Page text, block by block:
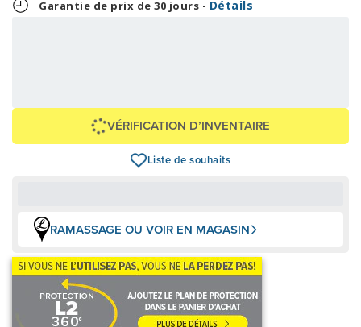
Garantie de prix de 30 jours - Détails
VÉRIFICATION D’INVENTAIRE
Liste de souhaits
RAMASSAGE OU VOIR EN MAGASIN